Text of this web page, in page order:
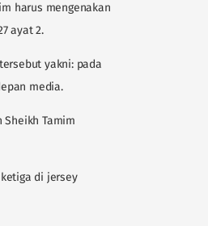
harus mengenakan
ayat 2.
yakni: pada
media.
Tamim
di jersey